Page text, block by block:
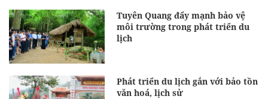
Tuyên Quang đẩy mạnh bảo vệ
môi trường trong phát triển du
lịch
Phát triển du lịch gắn với bảo tồn
văn hoá, lịch sử